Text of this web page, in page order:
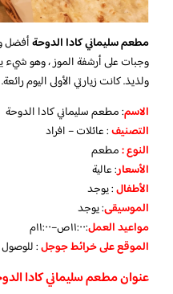
مطعم سليماني كادا الدوحةأفضل
وجبات على أرشفة الموز ، وهو شيء
ولذيذ. كانت زيارتي الأولى اليوم
الاسم: مطعم سليماني كادا الدوحة
التصنيف: عائلات – افراد
النوع :مطعم
الأسعار:عالية
الأطفال:يوجد
الموسيقى:يوجد
مواعيد العمل:١١:٠٠ص–١١:٠٠م
الموقع على خرائط جوجل:
عنوان مطعم سليماني كادا